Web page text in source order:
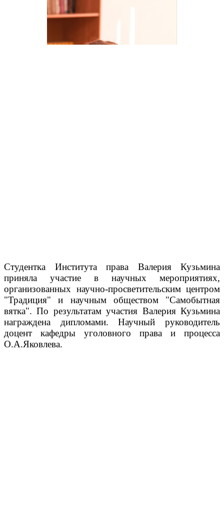
Студентка Института права Валерия Кузьмина
приняла участие в научных мероприятиях,
организованных научно-просветительским центром
"Традиция" и научным обществом "Самобытная
вятка". По результатам участия Валерия Кузьмина
награждена дипломами. Научный руководитель
доцент кафедры уголовного права и процесса
О.А.Яковлева.